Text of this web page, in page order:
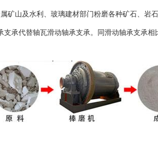
山及水利、玻璃建材部门粉磨各种矿石、岩
承代替轴瓦滑动轴承支承。同滑动轴承支承相